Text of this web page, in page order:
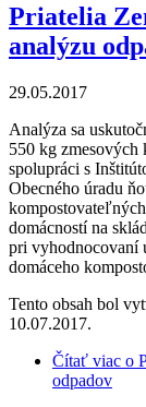
Priatelia
analýzu
29.05.2017
Analýza sa
550 kg zmesových
spolupráci s
Obecného úradu
domácností na
pri vyhodnocovaní
domáceho
Tento obsah bol
10.07.2017.
Čítať viac o
odpadov